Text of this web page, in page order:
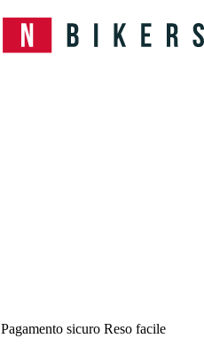
Pagamento sicuro Reso facile